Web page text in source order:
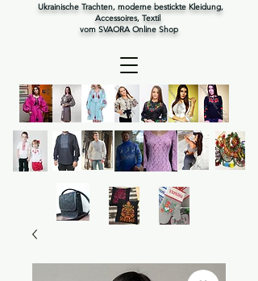
Ukrainische Trachten, moderne bestickte Kleidung,
Accessoires, Textil
vom SVAORA Online Shop